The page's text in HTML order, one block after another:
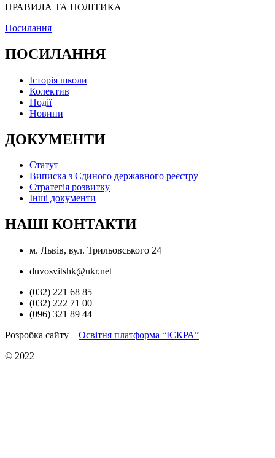
ПРАВИЛА ТА ПОЛІТИКА
Посилання
ПОСИЛАННЯ
Історія школи
Колектив
Події
Новини
ДОКУМЕНТИ
Статут
Виписка з Єдиного державного реєстру
Стратегія розвитку
Інші документи
НАШІ КОНТАКТИ
м. Львів, вул. Трильовського 24
duvosvitshk@ukr.net
(032) 221 68 85
(032) 222 71 00
(096) 321 89 44
Розробка сайту – Освітня платформа “ІСКРА”
© 2022